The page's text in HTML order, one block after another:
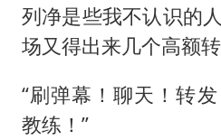
列净是些我不认识的
场又得出来几个高额
“刷弹幕！聊天！转
教练！”